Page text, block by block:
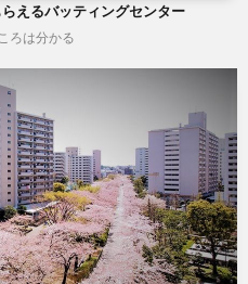
えるバッティングセンター
ろは分かる